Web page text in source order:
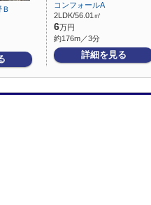
コンフォールA
2LDK/56.01㎡
6万円
約176m／3分
詳細を見る